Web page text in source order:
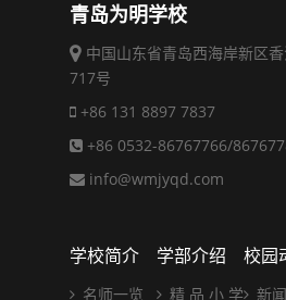
青岛为明学校
中国山东省青岛西海岸新区
717号
+86 131 8897 7837
+86 0532-86767766/
info@wmjyqd.com
学校简介
名师一览
学部介绍
精 品 小 学
校园
新